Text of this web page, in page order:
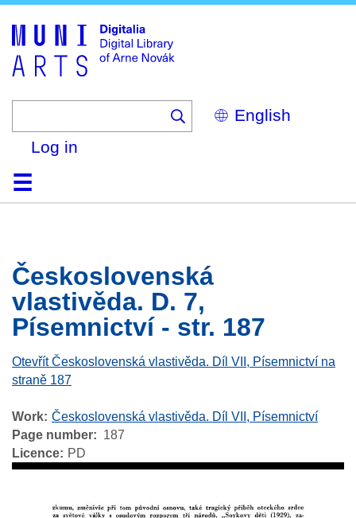
Select
your
Log in
HomeBrowse
Search
About
HelpContactDigitalia
Československá
vlastivěda. D. 7,
Písemnictví - str. 187
Otevřít Československá vlastivěda. Díl VII, Písemnictví na
straně 187
Work Československá vlastivěda. Díl VII, Písemnictví
Page number
187
Licence
PD